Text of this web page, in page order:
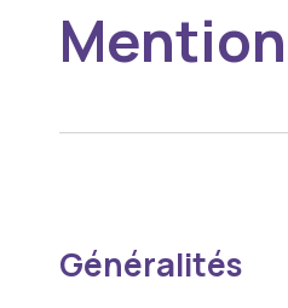
Généralités